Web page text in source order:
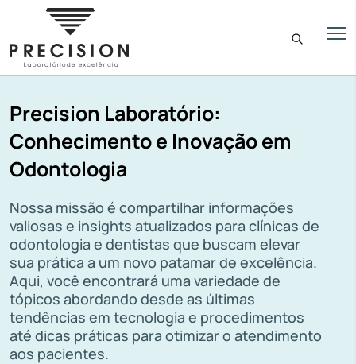
Precision Laboratório:
Conhecimento e Inovação em
Odontologia
Nossa missão é compartilhar informações
valiosas e insights atualizados para clínicas de
odontologia e dentistas que buscam elevar
sua prática a um novo patamar de excelência.
Aqui, você encontrará uma variedade de
tópicos abordando desde as últimas
tendências em tecnologia e procedimentos
até dicas práticas para otimizar o atendimento
aos pacientes.